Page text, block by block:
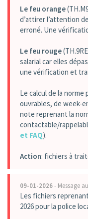
Le feu orange
d’attirer l’attention
erroné. Une
Le feu rouge
salarial car elles
une vérification et
Le calcul de la
ouvrables, de week-
note reprenant la
contactable/
et FAQ).
Action: fichiers à
09-01-2026- Message
Les fichiers
2026 pour la police